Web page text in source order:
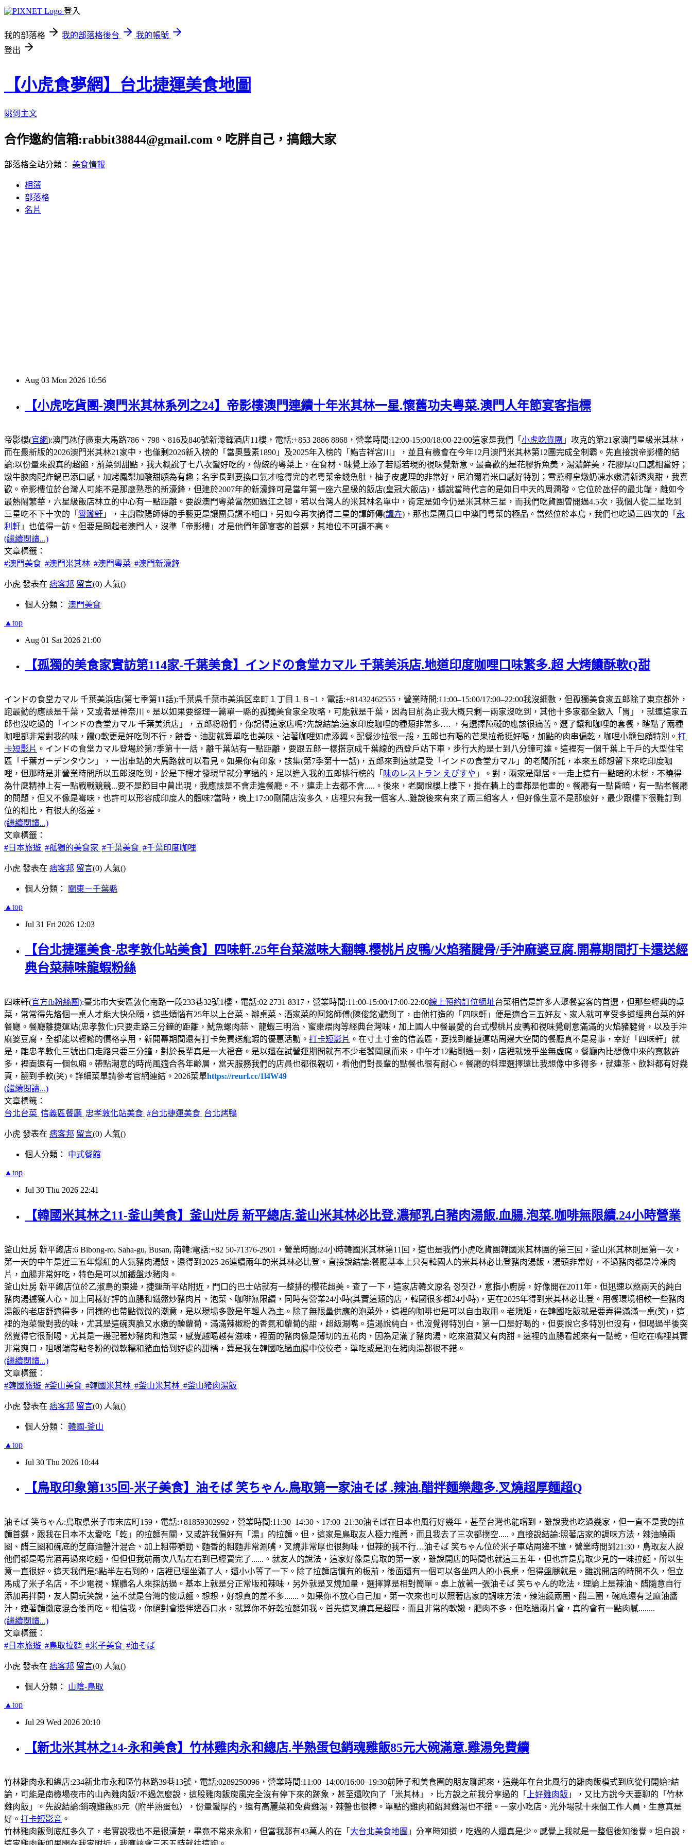
登入
我的部落格 我的部落格後台
我的帳號
登出
【小虎食夢網】台北捷運美食地圖
跳到主文
合作邀約信箱:rabbit38844@gmail.com。吃胖自己，搞餓大家
部落格全站分類： 美食情報
相簿
部落格
名片
Aug 03 Mon 2026 10:56
【小虎吃貨團-澳門米其林系列之24】帝影樓澳門連續十年米其林一星.懷舊功夫粵菜.澳門人年節宴客指標
帝影樓(官網):澳門氹仔廣東大馬路786、798、816及840號新濠鋒酒店11樓，電話:+853 2886 8868，營業時間:12:00-15:00/18:00-22:00這家是我們「 小虎吃貨團 」攻克的第21家澳門星級米其林，
而在最新版的2026澳門米其林21家中，也僅剩2026新入榜的「當奧豐素1890」及2025年入榜的「鮨吉祥宮川」，並且有機會在今年12月澳門米其林第12團完成全制霸。先直接說帝影樓的結
論:以份量來說真的超飽，前菜到甜點，我大概說了七八次蠻好吃的，傳統的粵菜上，在食材、味覺上添了若隱若現的視味覺新意。最喜歡的是花膠拆魚𡙡，湯濃鮮美，花膠厚Q口感相當好；
燉牛脥肉配炸鍋巴添口感，加烤鳳梨加酸甜頗為有趣；名字長到要換口氣才唸得完的老粵菜金錢魚肚，柚子皮處理的非常好，尼泊爾岩米口感好特別；雪燕椰皇燉奶凍水嫩清新透爽甜，我喜
歡。帝影樓位於台灣人可能不是那麼熟悉的新濠鋒，但建於2007年的新濠鋒可是當年第一座六星級的飯店(皇冠大飯店)，據說當時代言的是如日中天的周潤發。它位於氹仔的最北端，離如今
最熱鬧繁華，六星級飯店林立的中心有一點距離。要說澳門粵菜當然如過江之鯽，若以台灣人的米其林名單中，肯定是如今仍是米其林三星，而我們吃貨團曾開過4.5次，我個人從二星吃到
三星吃不下十次的「 譽瓏軒 」，主廚歐陽師傅的手藝更是讓團員讚不絕口，另如今再次摘得二星的譚師傳(譚卉)，那也是團員口中澳門粵菜的極品。當然位於本島，我們也吃過三四次的「 永
利軒 」也值得一訪。但要是問起老澳門人，沒準「帝影樓」才是他們年節宴客的首選，其地位不可謂不高。
(繼續閱讀...)
文章標籤：
#澳門美食 #澳門米其林 #澳門粵菜 #澳門新濠鋒
小虎 發表在 痞客邦 留言(0) 人氣()
個人分類： 澳門美食
▲top
Aug 01 Sat 2026 21:00
【孤獨的美食家實訪第114家-千葉美食】インドの食堂カマル 千葉美浜店.地道印度咖哩口味繁多.超 大烤饢酥軟Q甜
インドの食堂カマル 千葉美浜店(第七季第11話):千葉県千葉市美浜区幸町１丁目１８−1，電話:+81432462555，營業時間:11:00–15:00/17:00–22:00我沒細數，但孤獨美食家五郎除了東京都外，
跑最勤的應該是千葉，又或者是神奈川。是以如果要整理一篇單一縣的孤獨美食家全攻略，可能就是千葉，因為目前為止我大概只剩一兩家沒吃到，其他十多家都全數入「胃」，就連這家五
郎也沒吃過的「インドの食堂カマル 千葉美浜店」，五郎粉粉們，你記得這家店嗎?先說結論:這家印度咖哩的種類非常多…. ，有選擇障礙的應該很痛苦。選了饢和咖哩的套餐，瞎點了兩種
咖哩都非常對我的味，饢Q軟更是好吃到不行，餅香、油甜就算單吃也美味、沾著咖哩如虎添翼。配餐沙拉很一般，五郎也有喝的芒果拉希挺好喝，加點的肉串偏乾，咖哩小籠包頗特別。 打
卡短影片 。インドの食堂カマル登場於第7季第十一話，離千葉站有一點距離，要跟五郎一樣搭京成千葉線的西登戶站下車，步行大約是七到八分鐘可達。這裡有一個千葉上千戶的大型住宅
區「千葉ガーデンタウン」，一出車站的大馬路就可以看見。如果你有印象，該集(第7季第十一話)，五郎來到這就是受「インドの食堂カマル」的老闆所託，本來五郎想留下來吃印度咖
哩，但那時是非營業時間所以五郎沒吃到，於是下樓才發現早就分享過的，足以進入我的五郎排行榜的「 味のレストラン えびすや 」。對，兩家是鄰居。一走上這有一點暗的木梯，不曉得
為什麼精神上有一點戰戰競競...要不是節目中曾出現，我應該是不會走進餐廳。不，連走上去都不會.....。後來，老闆說樓上樓下，掛在牆上的畫都是他畫的。餐廳有一點昏暗，有一點老餐廳
的問題，但又不像是霉味，也許可以形容成印度人的體味?當時，晚上17:00剛開店沒多久，店裡只有我一個客人..雖說後來有來了兩三組客人，但好像生意不是那麼好，最少跟樓下很難訂到
位的相比，有很大的落差。
(繼續閱讀...)
文章標籤：
#日本旅遊 #孤獨的美食家 #千葉美食 #千葉印度咖哩
小虎 發表在 痞客邦 留言(0) 人氣()
個人分類： 關東－千葉縣
▲top
Jul 31 Fri 2026 12:03
【台北捷運美食-忠孝敦化站美食】四味軒.25年台菜滋味大翻轉.櫻桃片皮鴨/火焰豬腱骨/手沖麻婆豆腐.開幕期間打卡還送經
典台菜蒜味龍蝦粉絲
四味軒(官方fb粉絲團):臺北市大安區敦化南路一段233巷32號1樓，電話:02 2731 8317，營業時間:11:00-15:00/17:00-22:00線上預約訂位網址台菜相信是許多人聚餐宴客的首選，但那些經典的桌
菜，常常得先烙個一桌人才能大快朵頤，這些煩惱有25年以上台菜、辦桌菜、酒家菜的阿銘師傅(陳俊銘)聽到了，由他打造的「四味軒」便是適合三五好友、家人就可享受多道經典台菜的好
餐廳。餐廳離捷運站(忠孝敦化)只要走路三分鐘的距離，魷魚螺肉蒜、 龍蝦三明治、蜜棗煨肉等經典台灣味，加上國人中餐最愛的台式櫻桃片皮鴨和視味覺創意滿滿的火焰豬腱骨，以及手沖
麻婆豆腐，全都能以輕鬆的價格享用，新開幕期間還有打卡免費送龍蝦的優惠活動。 打卡短影片 。在寸土寸金的信義區，要找到離捷運站周邊大空間的餐廳真不是易事，幸好「四味軒」就
是，離忠孝敦化三號出口走路只要三分鐘，對於長輩真是一大福音。是以還在試營運期間就有不少老饕聞風而來，中午才12點剛過一刻，店裡就幾乎坐無虛席。餐廳內比想像中來的寬敝許
多，裡面還有一個包廂。帶點潮意的時尚風適合各年齡層，當天服務我們的店員也都很親切，看他們對長輩的點餐也很有耐心。餐廳的料理選擇遠比我想像中多得多，就連茶、飲料都有好幾
頁，翻到手軟(笑)。詳細菜單請參考官網連結。2026菜單https://reurl.cc/1l4W49
(繼續閱讀...)
文章標籤：
台北台菜 信義區餐廳 忠孝敦化站美食 #台北捷運美食 台北烤鴨
小虎 發表在 痞客邦 留言(0) 人氣()
個人分類： 中式餐館
▲top
Jul 30 Thu 2026 22:41
【韓國米其林之11-釜山美食】釜山灶房 新平總店.釜山米其林必比登.濃郁乳白豬肉湯飯.血腸.泡菜.咖啡無限續.24小時營業
釜山灶房 新平總店:6 Bibong-ro, Saha-gu, Busan, 南韓:電話:+82 50-71376-2901，營業時間:24小時韓國米其林第11回，這也是我們小虎吃貨團韓國米其林團的第三回，釜山米其林則是第一次，
第一天的中午是近三五年爆紅的人氣豬肉湯飯，還得到2025-26連續兩年的米其林必比登。直接說結論:餐廳基本上只有韓國人的米其林必比登豬肉湯飯，湯頭非常好，不過豬肉都是冷凍肉
片，血腸非常好吃，特色是可以加鐵盤炒豬肉。
釜山灶房 新平總店位於乙淑島的東邊，捷運新平站附近，門口的巴士站就有一整排的櫻花超美。查了一下，這家店韓文原名 정짓간，意指小廚房，好像開在2011年，但迅速以熬兩天的純白
豬肉湯擄獲人心，加上同樣好評的血腸和鐵盤炒豬肉片，泡菜、咖啡無限續，同時有營業24小時(其實這類的店，韓國很多都24小時)，更在2025年得到米其林必比登。用餐環境相較一些豬肉
湯飯的老店舒適得多，同樣的也帶點微微的潮意，是以現場多數是年輕人為主。除了無限量供應的泡菜外，這裡的咖啡也是可以自由取用。老規矩，在韓國吃飯就是要弄得滿滿一桌(笑)，這
裡的泡菜蠻對我的味，尤其是這碗爽脆又水嫩的醃蘿蔔，滿滿辣椒粉的香氣和蘿蔔的甜，超級涮嘴。這湯說純白，也沒覺得特別白，第一口是好喝的，但要說它多特別也沒有，但喝過半後突
然覺得它很耐喝，尤其是一邊配著炒豬肉和泡菜，感覺越喝越有滋味，裡面的豬肉像是薄切的五花肉，因為足滿了豬肉湯，吃來滋潤又有肉甜。這裡的血腸看起來有一點乾，但吃在嘴裡其實
非常爽口，咀嚼端帶點冬粉的微軟糯和豬血恰到好處的甜糯，算是我在韓國吃過血腸中佼佼者，單吃或是泡在豬肉湯都很不錯。
(繼續閱讀...)
文章標籤：
#韓國旅遊 #釜山美食 #韓國米其林 #釜山米其林 #釜山豬肉湯飯
小虎 發表在 痞客邦 留言(0) 人氣()
個人分類： 韓國-釜山
▲top
Jul 30 Thu 2026 10:44
【鳥取印象第135回-米子美食】油そば 笑ちゃん.鳥取第一家油そば .辣油.醋拌麵樂趣多.叉燒超厚麵超Q
油そば 笑ちゃん:鳥取県米子市末広町159，電話:+81859302992，營業時間:11:30–14:30、17:00–21:30油そば在日本也風行好幾年，甚至台灣也能嚐到，雖說我也吃過幾家，但一直不是我的拉
麵首選，跟我在日本不太愛吃「乾」的拉麵有關，又或許我偏好有「湯」的拉麵。但，這家是鳥取友人極力推薦，而且我去了三次都撲空.....。直接說結論:照著店家的調味方法，辣油繞兩
圈、醋三圈和碗底的芝麻油醬汁混合、加上粗帶嚼勁、麵香的粗麵非常涮嘴，叉燒非常厚也很夠味，但辣的我不行…油そば 笑ちゃん位於米子車站周邊不遠，營業時間到21:30，鳥取友人說
他們都是喝完酒再過來吃麵，但但但我前兩次八點左右到已經賣完了......。就友人的說法，這家好像是鳥取的第一家，雖說開店的時間也就這三五年，但也許是鳥取少見的一味拉麵，所以生
意一直很好。這天我們是5點半左右到的，店裡已經坐滿了人，還小小等了一下。除了拉麵店慣有的板前，後面還有一個可以各坐四人的小長桌，但得盤腿就是。雖說開店的時間不久，但立
馬成了米子名店，不少電視、媒體名人來採訪過。基本上就是分正常版和辣味，另外就是叉燒加量，選擇算是相對簡單。桌上放著一張油そば 笑ちゃん的吃法，理論上是辣油、醋隨意自行
添加再拌開，友人開玩笑說，這不就是台灣的傻瓜麵。想想，好想真的差不多.......。如果你不放心自己加，第一次來也可以照著店家的調味方法，辣油繞兩圈、醋三圈，碗底還有芝麻油醬
汁，連著麵徹底混合後再吃。相信我，你絕對會邊拌邊吞口水，就算你不好乾拉麵如我。首先這叉燒真是超厚，而且非常的軟嫩，肥肉不多，但吃過兩片會，真的會有一點肉膩........
(繼續閱讀...)
文章標籤：
#日本旅遊 #鳥取拉麵 #米子美食 #油そば
小虎 發表在 痞客邦 留言(0) 人氣()
個人分類： 山陰-鳥取
▲top
Jul 29 Wed 2026 20:10
【新北米其林之14-永和美食】竹林雞肉永和總店.半熟蛋包銷魂雞飯85元大碗滿意.雞湯免費續
竹林雞肉永和總店:234新北市永和區竹林路39巷13號，電話:0289250096，營業時間:11:00–14:00/16:00–19:30前陣子和美食圈的朋友聊起來，這幾年在台北風行的雞肉飯模式到底從何開始?結
論，可能是南機場夜市的山內雞肉飯?不過怎麼說，這股雞肉飯旋風完全沒有停下來的跡象，甚至還吹向了「米其林」，比方說之前我分享過的「
上好雞肉飯 」，又比方說今天要聊的「竹林
雞肉飯」。先說結論:銷魂雞飯85元（附半熟蛋包），份量蠻厚的，還有高麗菜和免費雞湯，辣醬也很棒。單點的雞肉和紹興雞湯也不錯。一家小吃店，光外場就十來個工作人員，生意真是
好。 打卡短影音 。
竹林雞肉飯到底紅多久了，老實說我也不是很清楚，畢竟不常來永和，但當我那有43萬人的在「 大台北美食地圖 」分享時知道，吃過的人還真是少。感覺上我就是一整個後知後覺。坦白說，